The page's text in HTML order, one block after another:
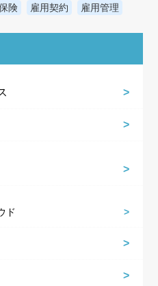
険 雇用契約 雇用管理
ド